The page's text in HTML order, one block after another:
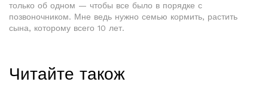
только об одном — чтобы все было в порядке с
позвоночником. Мне ведь нужно семью кормить, растить
сына, которому всего 10 лет.
Читайте також